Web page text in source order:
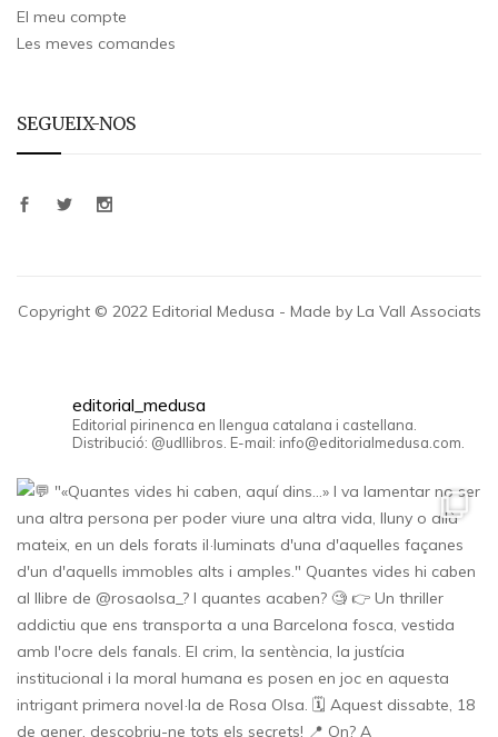
El meu compte
Les meves comandes
SEGUEIX-NOS
Copyright © 2022 Editorial Medusa - Made by La Vall Associats
editorial_medusa
Editorial pirinenca en llengua catalana i castellana.
Distribució: @udllibros. E-mail: info@editorialmedusa.com.